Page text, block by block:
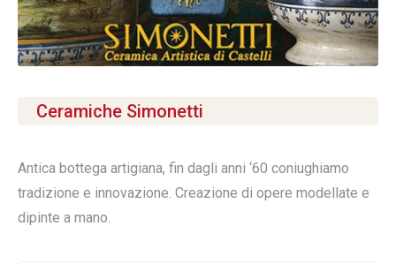
Ceramiche Simonetti
Antica bottega artigiana, fin dagli anni ‘60 coniughiamo
tradizione e innovazione. Creazione di opere modellate e
dipinte a mano.